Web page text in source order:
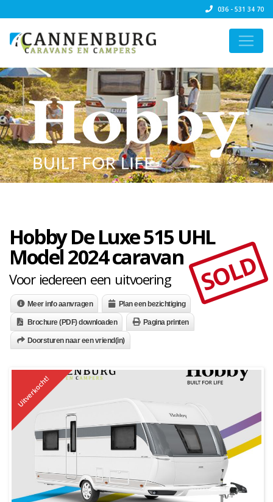
036 - 531 34 70
Hobby De Luxe 515 UHL
Model 2024 caravan
Voor iedereen een uitvoering SOLD
Meer info aanvragen Plan een bezichtiging
Brochure (PDF) downloaden Pagina printen
Doorsturen naar een vriend(in)
Uitverkocht!